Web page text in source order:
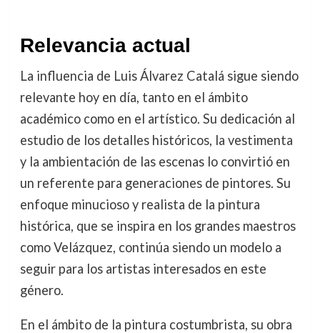
Relevancia actual
La influencia de Luis Álvarez Catalá sigue siendo
relevante hoy en día, tanto en el ámbito
académico como en el artístico. Su dedicación al
estudio de los detalles históricos, la vestimenta
y la ambientación de las escenas lo convirtió en
un referente para generaciones de pintores. Su
enfoque minucioso y realista de la pintura
histórica, que se inspira en los grandes maestros
como Velázquez, continúa siendo un modelo a
seguir para los artistas interesados en este
género.
En el ámbito de la pintura costumbrista, su obra